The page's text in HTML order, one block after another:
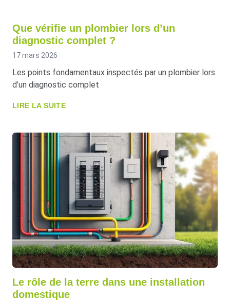
Que vérifie un plombier lors d’un
diagnostic complet ?
17 mars 2026
Les points fondamentaux inspectés par un plombier lors
d’un diagnostic complet
LIRE LA SUITE
Le rôle de la terre dans une installation
domestique